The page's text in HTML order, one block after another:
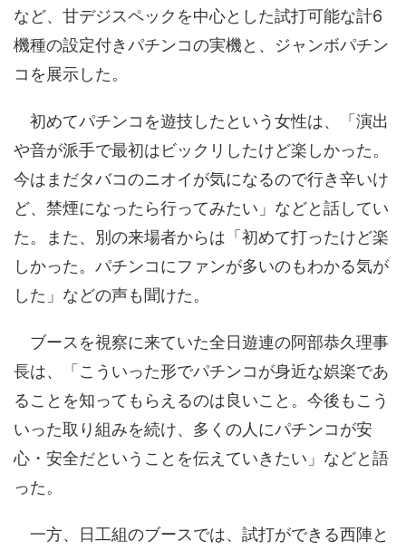
など、甘デジスペックを中心とした試打可能な計6
機種の設定付きパチンコの実機と、ジャンボパチン
コを展示した。
初めてパチンコを遊技したという女性は、「演出
や音が派手で最初はビックリしたけど楽しかった。
今はまだタバコのニオイが気になるので行き辛いけ
ど、禁煙になったら行ってみたい」などと話してい
た。また、別の来場者からは「初めて打ったけど楽
しかった。パチンコにファンが多いのもわかる気が
した」などの声も聞けた。
ブースを視察に来ていた全日遊連の阿部恭久理事
長は、「こういった形でパチンコが身近な娯楽であ
ることを知ってもらえるのは良いこと。今後もこう
いった取り組みを続け、多くの人にパチンコが安
心・安全だということを伝えていきたい」などと語
った。
一方、日工組のブースでは、試打ができる西陣と